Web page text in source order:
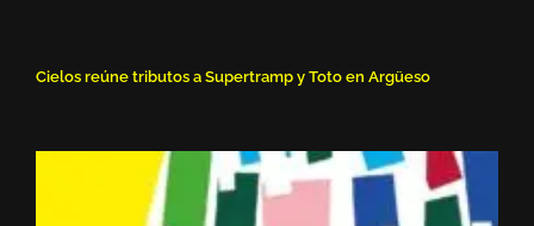
Cielos reúne tributos a Supertramp y Toto en Argüeso